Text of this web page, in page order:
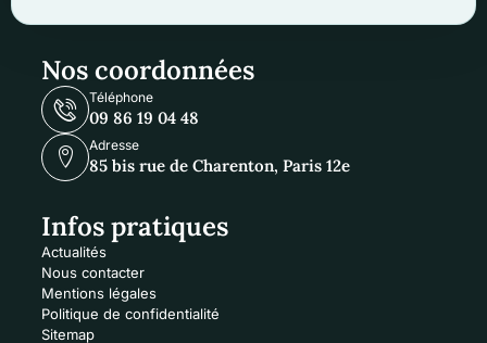
Nos coordonnées
Téléphone
09 86 19 04 48
Adresse
85 bis rue de Charenton, Paris 12e
Infos pratiques
Actualités
Nous contacter
Mentions légales
Politique de confidentialité
Sitemap